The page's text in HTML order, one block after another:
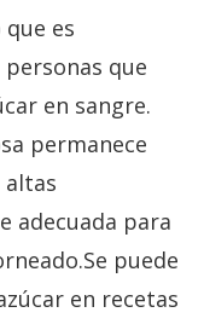
es
que
en sangre.
permanece
altas
adecuada para
puede
en recetas